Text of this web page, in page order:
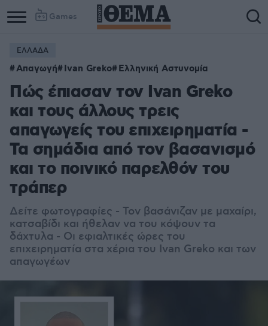
Games
ΕΛΛΑΔΑ
Απαγωγή Ivan Greko Ελληνική Αστυνομία
Πώς έπιασαν τον Ivan Greko
και τους άλλους τρεις
απαγωγείς του επιχειρηματία -
Τα σημάδια από τον βασανισμό
και το ποινικό παρελθόν του
τράπερ
Δείτε φωτογραφίες - Τον βασάνιζαν με μαχαίρι,
κατσαβίδι και ήθελαν να του κόψουν τα
δάχτυλα - Οι εφιαλτικές ώρες του
επιχειρηματία στα χέρια του Ivan Greko και των
απαγωγέων